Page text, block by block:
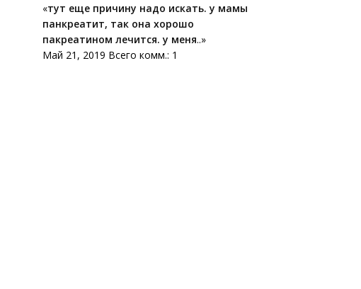
«тут еще причину надо искать. у мамы
панкреатит, так она хорошо
пакреатином лечится. у меня..»
Май 21, 2019 Всего комм.: 1